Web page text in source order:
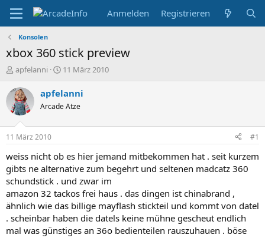
Anmelden Registrieren
Konsolen
xbox 360 stick preview
E
s
t
e
e
r
apfelanni
E
s
e
t
a
11 März 2010
apfelanni
Arcade Atze
11 März 2010 #1
weiss nicht ob es hier jemand mitbekommen hat . seit kurzem
gibts ne alternative zum begehrt und seltenen madcatz 360
schundstick . und zwar im
amazon 32 tackos frei haus . das dingen ist chinabrand ,
ähnlich wie das billige mayflash stickteil und kommt von datel
. scheinbar haben die datels keine mühne gescheut endlich
mal was günstiges an 36o bedienteilen rauszuhauen . böse